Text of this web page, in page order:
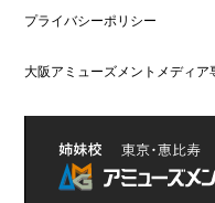
プライバシーポリシー
大阪アミューズメントメディ